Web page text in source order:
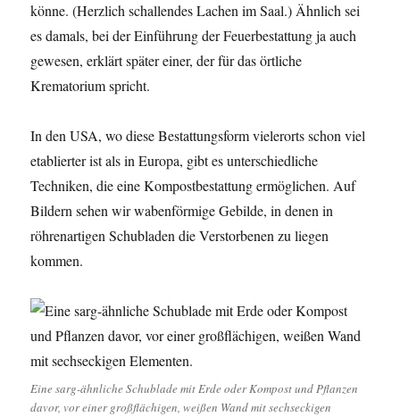
könne. (Herzlich schallendes Lachen im Saal.) Ähnlich sei
es damals, bei der Einführung der Feuerbestattung ja auch
gewesen, erklärt später einer, der für das örtliche
Krematorium spricht.
In den USA, wo diese Bestattungsform vielerorts schon viel
etablierter ist als in Europa, gibt es unterschiedliche
Techniken, die eine Kompostbestattung ermöglichen. Auf
Bildern sehen wir wabenförmige Gebilde, in denen in
röhrenartigen Schubladen die Verstorbenen zu liegen
kommen.
Eine sarg-ähnliche Schublade mit Erde oder Kompost und Pflanzen
davor, vor einer großflächigen, weißen Wand mit sechseckigen